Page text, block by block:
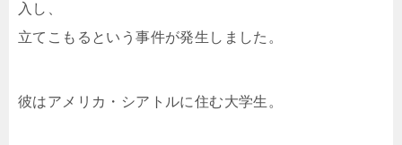
入し、
立てこもるという事件が発生しました。
彼はアメリカ・シアトルに住む大学生。